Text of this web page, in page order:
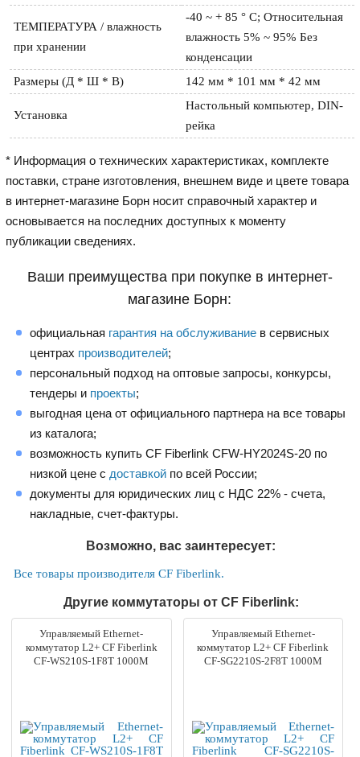
ТЕМПЕРАТУРА / влажность
при хранении
-40 ~ + 85 ° C; Относительная
влажность 5% ~ 95% Без
конденсации
Размеры (Д * Ш * В)
142 мм * 101 мм * 42 мм
Установка
Настольный компьютер, DIN-
рейка
* Информация о технических характеристиках, комплекте
поставки, стране изготовления, внешнем виде и цвете товара
в интернет-магазине Борн носит справочный характер и
основывается на последних доступных к моменту
публикации сведениях.
Ваши преимущества при покупке в интернет-
магазине Борн:
официальная гарантия на обслуживание в сервисных
центрах производителей;
персональный подход на оптовые запросы, конкурсы,
тендеры и проекты;
выгодная цена от официального партнера на все товары
из каталога;
возможность купить CF Fiberlink CFW-HY2024S-20 по
низкой цене с доставкой по всей России;
документы для юридических лиц с НДС 22% - счета,
накладные, счет-фактуры.
Возможно, вас заинтересует:
Все товары производителя CF Fiberlink.
Другие коммутаторы от CF Fiberlink:
Управляемый Ethernet-
коммутатор L2+ CF Fiberlink
CF-WS210S-1F8T 1000M
Управляемый Ethernet-
коммутатор L2+ CF Fiberlink
CF-SG2210S-2F8T 1000M